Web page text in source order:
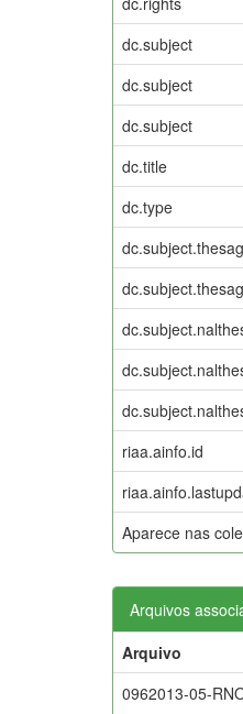
dc.subject
dc.subject
dc.subject
dc.title
dc.type
riaa.ainfo.id
Aparece nas
Arquivos
Arquivo
0962013-05-